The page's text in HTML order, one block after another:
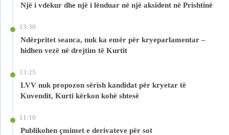
Një i vdekur dhe një i lënduar në një aksident në Prishtinë
13:30
Ndërpritet seanca, nuk ka emër për kryeparlamentar –
hidhen vezë në drejtim të Kurtit
13:25
LVV nuk propozon sërish kandidat për kryetar të
Kuvendit, Kurti kërkon kohë shtesë
11:10
Publikohen çmimet e derivateve për sot